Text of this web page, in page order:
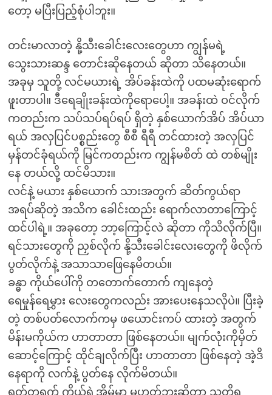
တော့ မပြီးပြည့်စုံပါဘူး။
တင်းမာလာတဲ့ နို့သီးခေါင်းလေးတွေဟာ ကျွန်မရဲ့
သွေးသားဆန္ဒ တောင်းဆိုနေတယ် ဆိုတာ သိနေတယ်။
အခုမှ သူတို့ လင်မယားရဲ့ အိပ်ခန်းထဲကို ပထမဆုံးရောက်
ဖူးတာပါ။ ဒီရေချိုးခန်းထဲကိုရောပေါ့။ အခန်းထဲ ဝင်လိုက်
ကတည်းက သပ်သပ်ရပ်ရပ် ရှိတဲ့ နှစ်ယောက်အိပ် အိပ်ယာ
ရယ် အလှပြင်ပစ္စည်းတွေ စီစီ ရီရီ တင်ထားတဲ့ အလှပြင်
မှန်တင်ခုံရယ်ကို မြင်ကတည်းက ကျွန်မစိတ် ထဲ တစ်မျိုး
နေ တယ်လို့ ထင်မိသား။
လင်နဲ့ မယား နှစ်ယောက် သားအတွက် ဆိတ်ကွယ်ရာ
အရပ်ဆိုတဲ့ အသိက ခေါင်းထည်း ရောက်လာတာကြောင့်
ထင်ပါရဲ့။ အခုတော့ ဘာ့ကြောင့်လဲ ဆိုတာ ကိုသိလိုက်ပြီ။
ရင်သားတွေကို ညှစ်လိုက် နို့သီးခေါင်းလေးတွေကို ဖိလိုက်
ပွတ်လိုက်နဲ့ အသာသာဖြေနေမိတယ်။
ခန္ဓာ ကိုယ်ပေါ်ကို တတောက်တောက် ကျနေတဲ့
ရေမှုန်ရေမွှား လေးတွေကလည်း အားပေးနေသလိုပဲ။ ပြီးခဲ့
တဲ့ တစ်ပတ်လောက်ကမှ ဖယောင်းကပ် ထားတဲ့ အတွက်
မိန်းမကိုယ်က ဟာတာတာ ဖြစ်နေတယ်။ မျက်လုံးကိုမှိတ်
ဆောင့်ကြောင့် ထိုင်ချလိုက်ပြီး ဟာတာတာ ဖြစ်နေတဲ့ အဲ့ဒိ
နေရာကို လက်နဲ့ ပွတ်နေ လိုက်မိတယ်။
ရုတ်တရက် ကိုယ့်ရဲ့အိမ်မှာ မဟုတ်ဘူးဆိုတာ သတိရ